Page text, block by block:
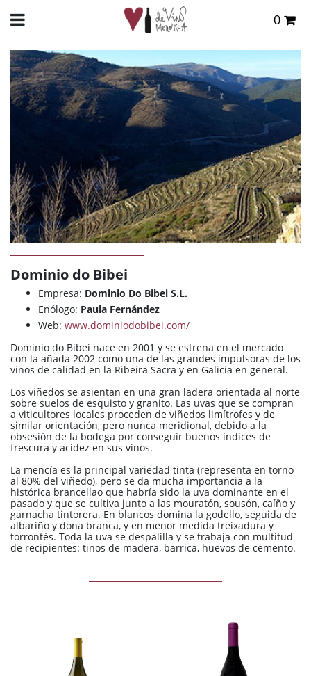
0
VER CESTA
Dominio do Bibei
Empresa: Dominio Do Bibei S.L.
Enólogo: Paula Fernández
Web: www.dominiodobibei.com/
Dominio do Bibei nace en 2001 y se estrena en el mercado
con la añada 2002 como una de las grandes impulsoras de los
vinos de calidad en la Ribeira Sacra y en Galicia en general.
Los viñedos se asientan en una gran ladera orientada al norte
sobre suelos de esquisto y granito. Las uvas que se compran
a viticultores locales proceden de viñedos limítrofes y de
similar orientación, pero nunca meridional, debido a la
obsesión de la bodega por conseguir buenos índices de
frescura y acidez en sus vinos.
La mencía es la principal variedad tinta (representa en torno
al 80% del viñedo), pero se da mucha importancia a la
histórica brancellao que habría sido la uva dominante en el
pasado y que se cultiva junto a las mouratón, sousón, caíño y
garnacha tintorera. En blancos domina la godello, seguida de
albariño y dona branca, y en menor medida treixadura y
torrontés. Toda la uva se despalilla y se trabaja con multitud
de recipientes: tinos de madera, barrica, huevos de cemento.